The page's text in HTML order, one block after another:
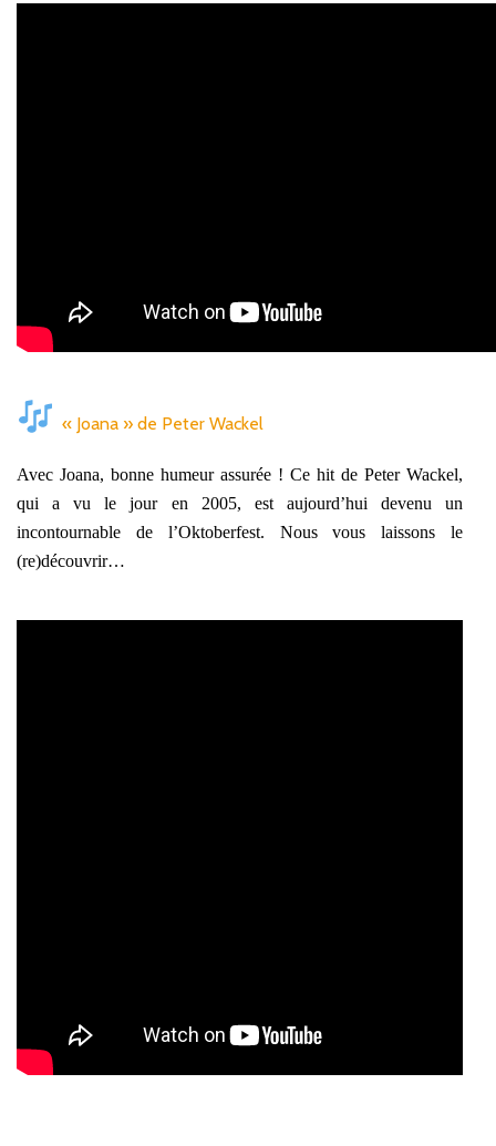
« Joana » de Peter Wackel
Avec Joana, bonne humeur assurée ! Ce hit de Peter Wackel,
qui a vu le jour en 2005, est aujourd’hui devenu un
incontournable de l’Oktoberfest. Nous vous laissons le
(re)découvrir…